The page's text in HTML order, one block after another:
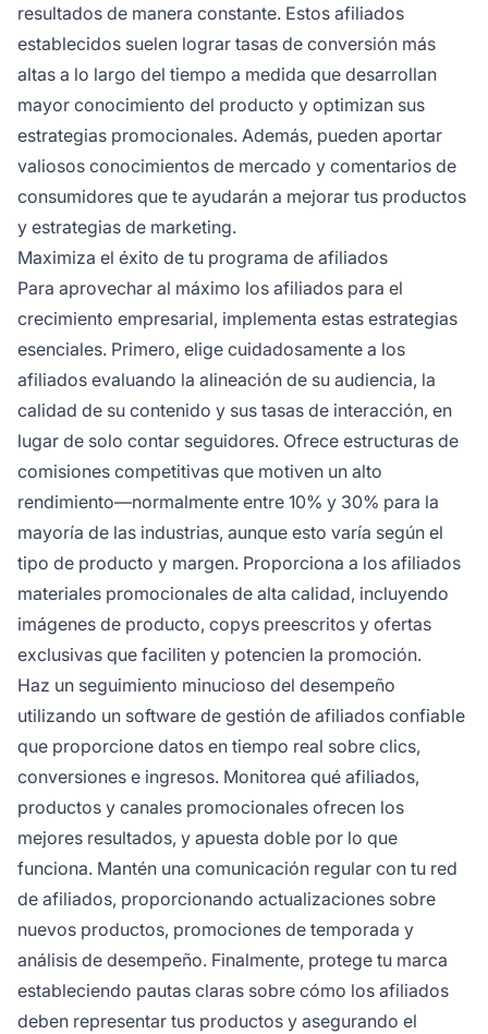
resultados de manera constante. Estos afiliados
establecidos suelen lograr tasas de conversión más
altas a lo largo del tiempo a medida que desarrollan
mayor conocimiento del producto y optimizan sus
estrategias promocionales. Además, pueden aportar
valiosos conocimientos de mercado y comentarios de
consumidores que te ayudarán a mejorar tus productos
y estrategias de marketing.
Maximiza el éxito de tu programa de afiliados
Para aprovechar al máximo los afiliados para el
crecimiento empresarial, implementa estas estrategias
esenciales. Primero, elige cuidadosamente a los
afiliados evaluando la alineación de su audiencia, la
calidad de su contenido y sus tasas de interacción, en
lugar de solo contar seguidores. Ofrece estructuras de
comisiones competitivas que motiven un alto
rendimiento—normalmente entre 10% y 30% para la
mayoría de las industrias, aunque esto varía según el
tipo de producto y margen. Proporciona a los afiliados
materiales promocionales de alta calidad, incluyendo
imágenes de producto, copys preescritos y ofertas
exclusivas que faciliten y potencien la promoción.
Haz un seguimiento minucioso del desempeño
utilizando un software de gestión de afiliados confiable
que proporcione datos en tiempo real sobre clics,
conversiones e ingresos. Monitorea qué afiliados,
productos y canales promocionales ofrecen los
mejores resultados, y apuesta doble por lo que
funciona. Mantén una comunicación regular con tu red
de afiliados, proporcionando actualizaciones sobre
nuevos productos, promociones de temporada y
análisis de desempeño. Finalmente, protege tu marca
estableciendo pautas claras sobre cómo los afiliados
deben representar tus productos y asegurando el